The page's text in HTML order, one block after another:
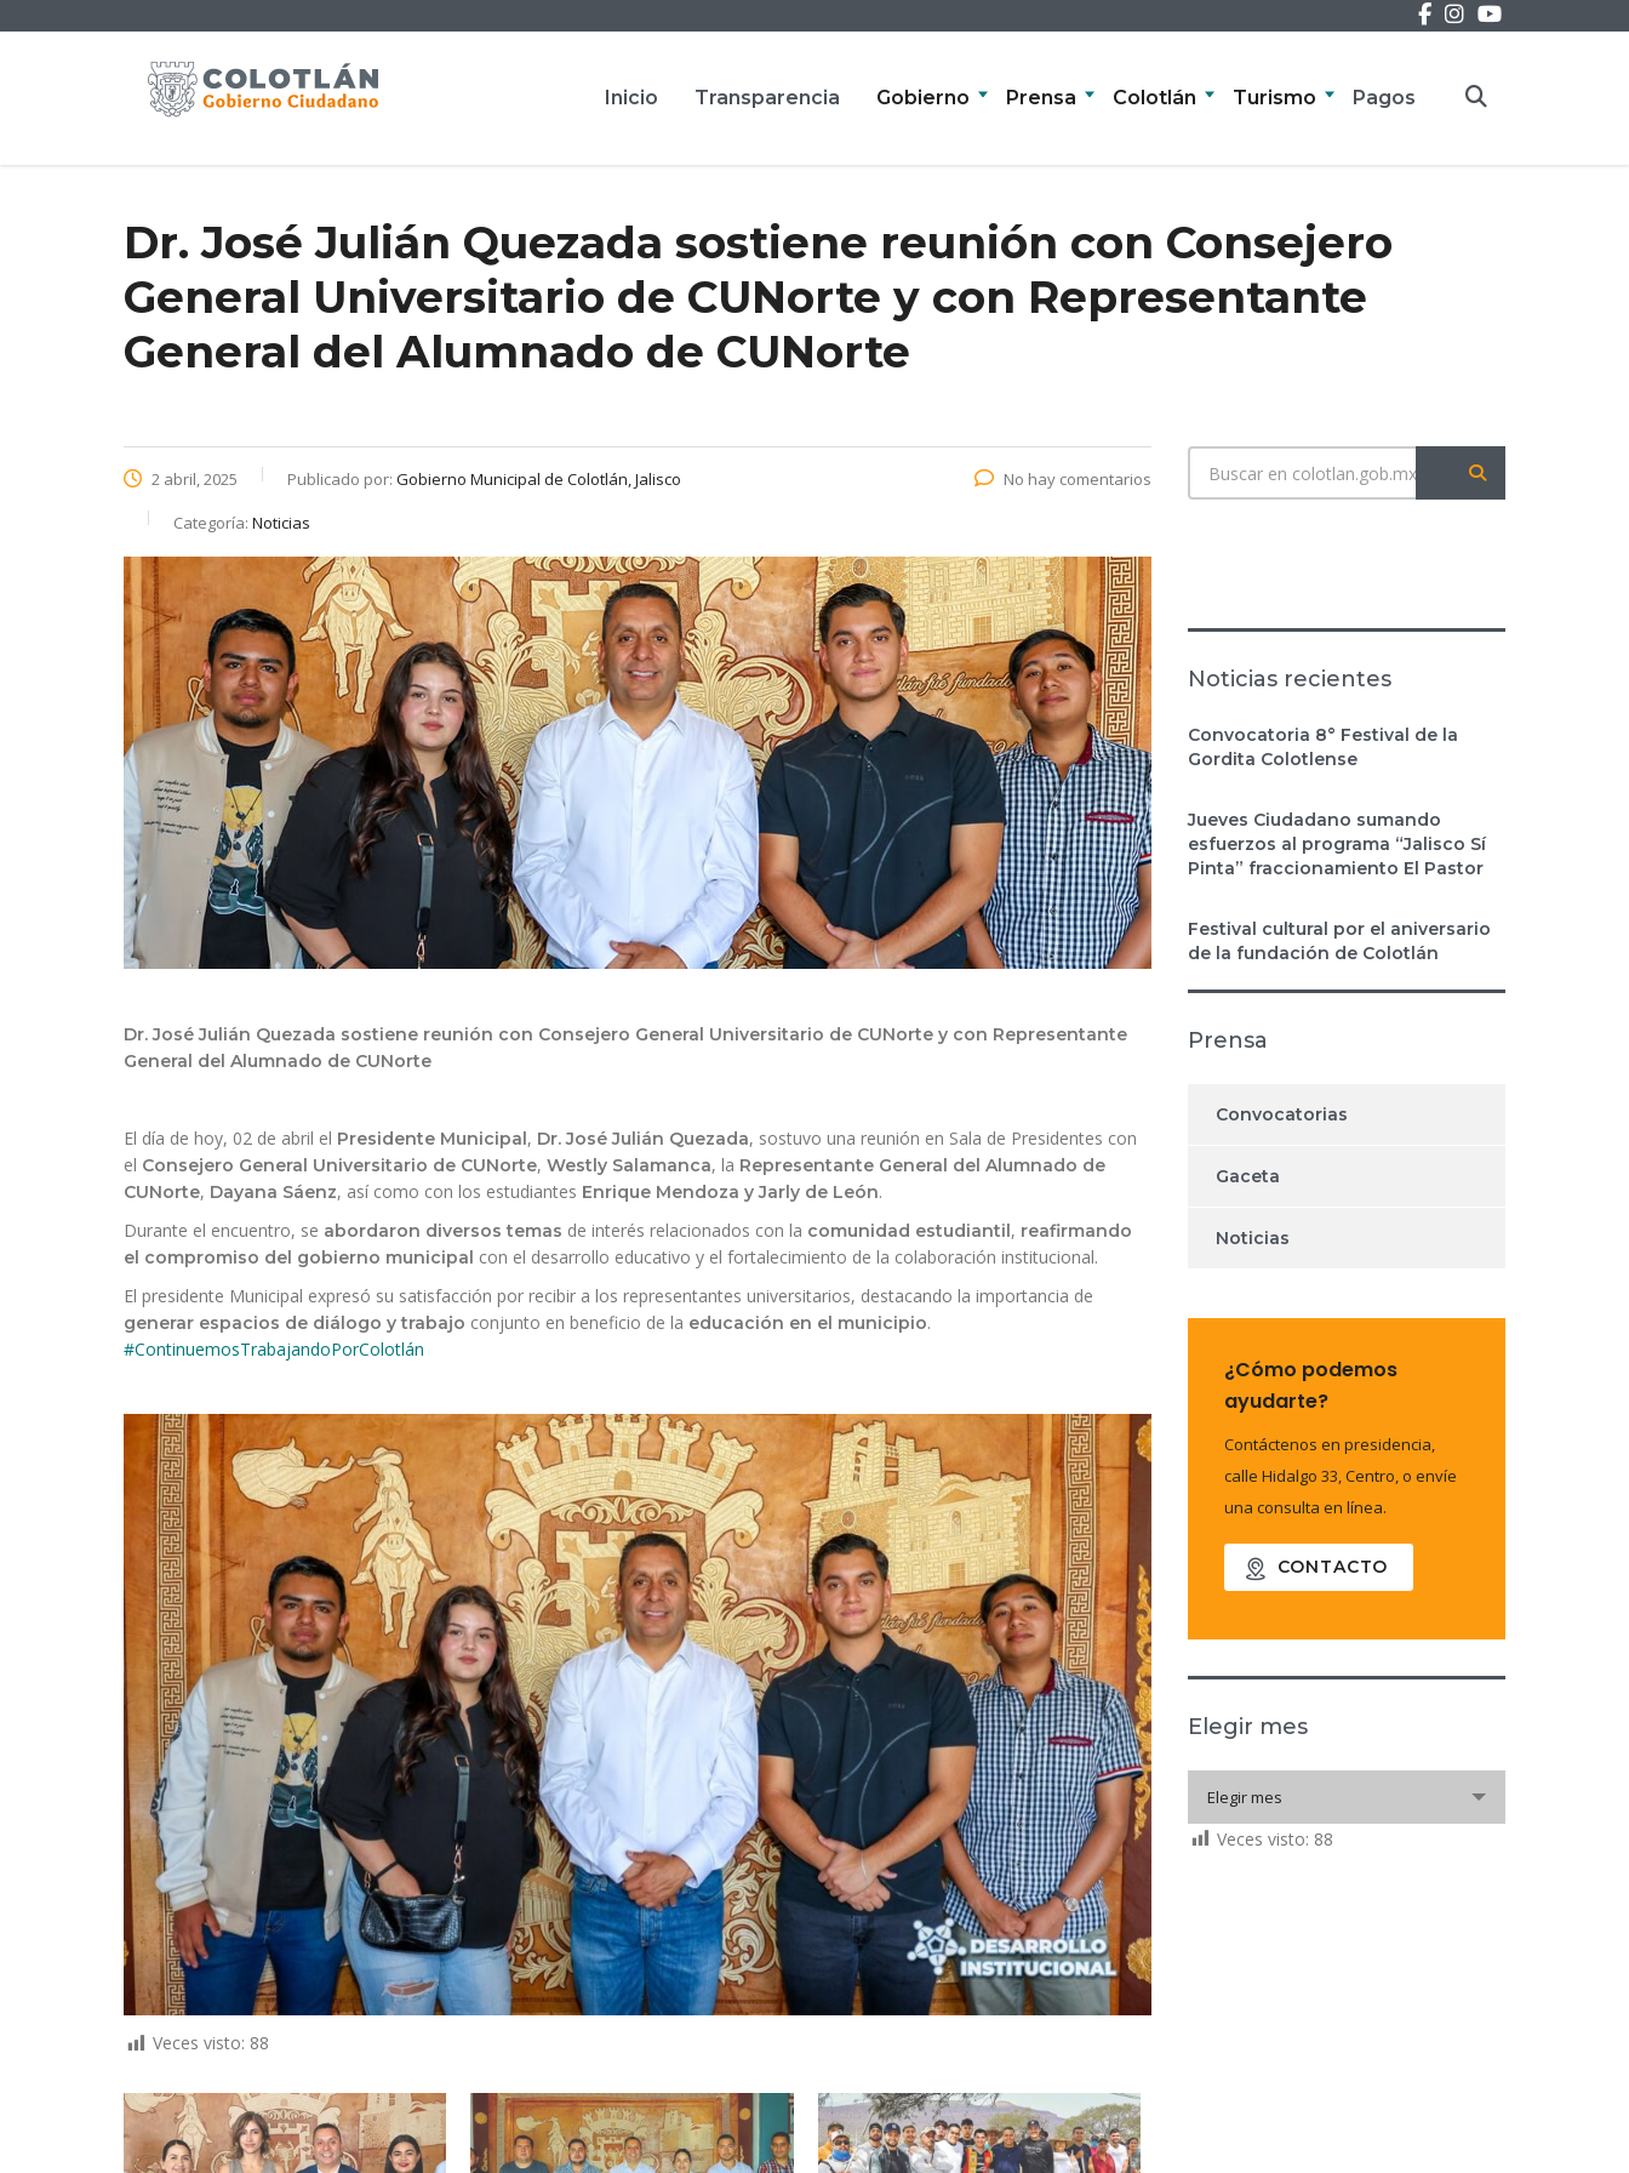
Inicio Transparencia Gobierno Prensa Colotlán Turismo Pagos
Dr. José Julián Quezada sostiene reunión con Consejero
General Universitario de CUNorte y con Representante
General del Alumnado de CUNorte
2 abril, 2025 Publicado por: Gobierno Municipal de Colotlán, Jalisco
Categoría: Noticias
No hay comentarios
Dr. José Julián Quezada sostiene reunión con Consejero General Universitario de CUNorte y con Representante
General del Alumnado de CUNorte
El día de hoy, 02 de abril el Presidente Municipal, Dr. José Julián Quezada, sostuvo una reunión en Sala de Presidentes con
el Consejero General Universitario de CUNorte, Westly Salamanca, la Representante General del Alumnado de
CUNorte, Dayana Sáenz, así como con los estudiantes Enrique Mendoza y Jarly de León.
Durante el encuentro, se abordaron diversos temas de interés relacionados con la comunidad estudiantil, reafirmando
el compromiso del gobierno municipal con el desarrollo educativo y el fortalecimiento de la colaboración institucional.
El presidente Municipal expresó su satisfacción por recibir a los representantes universitarios, destacando la importancia de
generar espacios de diálogo y trabajo conjunto en beneficio de la educación en el municipio.
#ContinuemosTrabajandoPorColotlán
Veces visto: 88
Noticias recientes
Convocatoria 8° Festival de la
Gordita Colotlense
Jueves Ciudadano sumando
esfuerzos al programa “Jalisco Sí
Pinta” fraccionamiento El Pastor
Festival cultural por el aniversario
de la fundación de Colotlán
Prensa
Convocatorias
Gaceta
Noticias
¿Cómo podemos
ayudarte?
Contáctenos en presidencia,
calle Hidalgo 33, Centro, o envíe
una consulta en línea.
CONTACTO
Elegir mes
Elegir mes
Veces visto: 88